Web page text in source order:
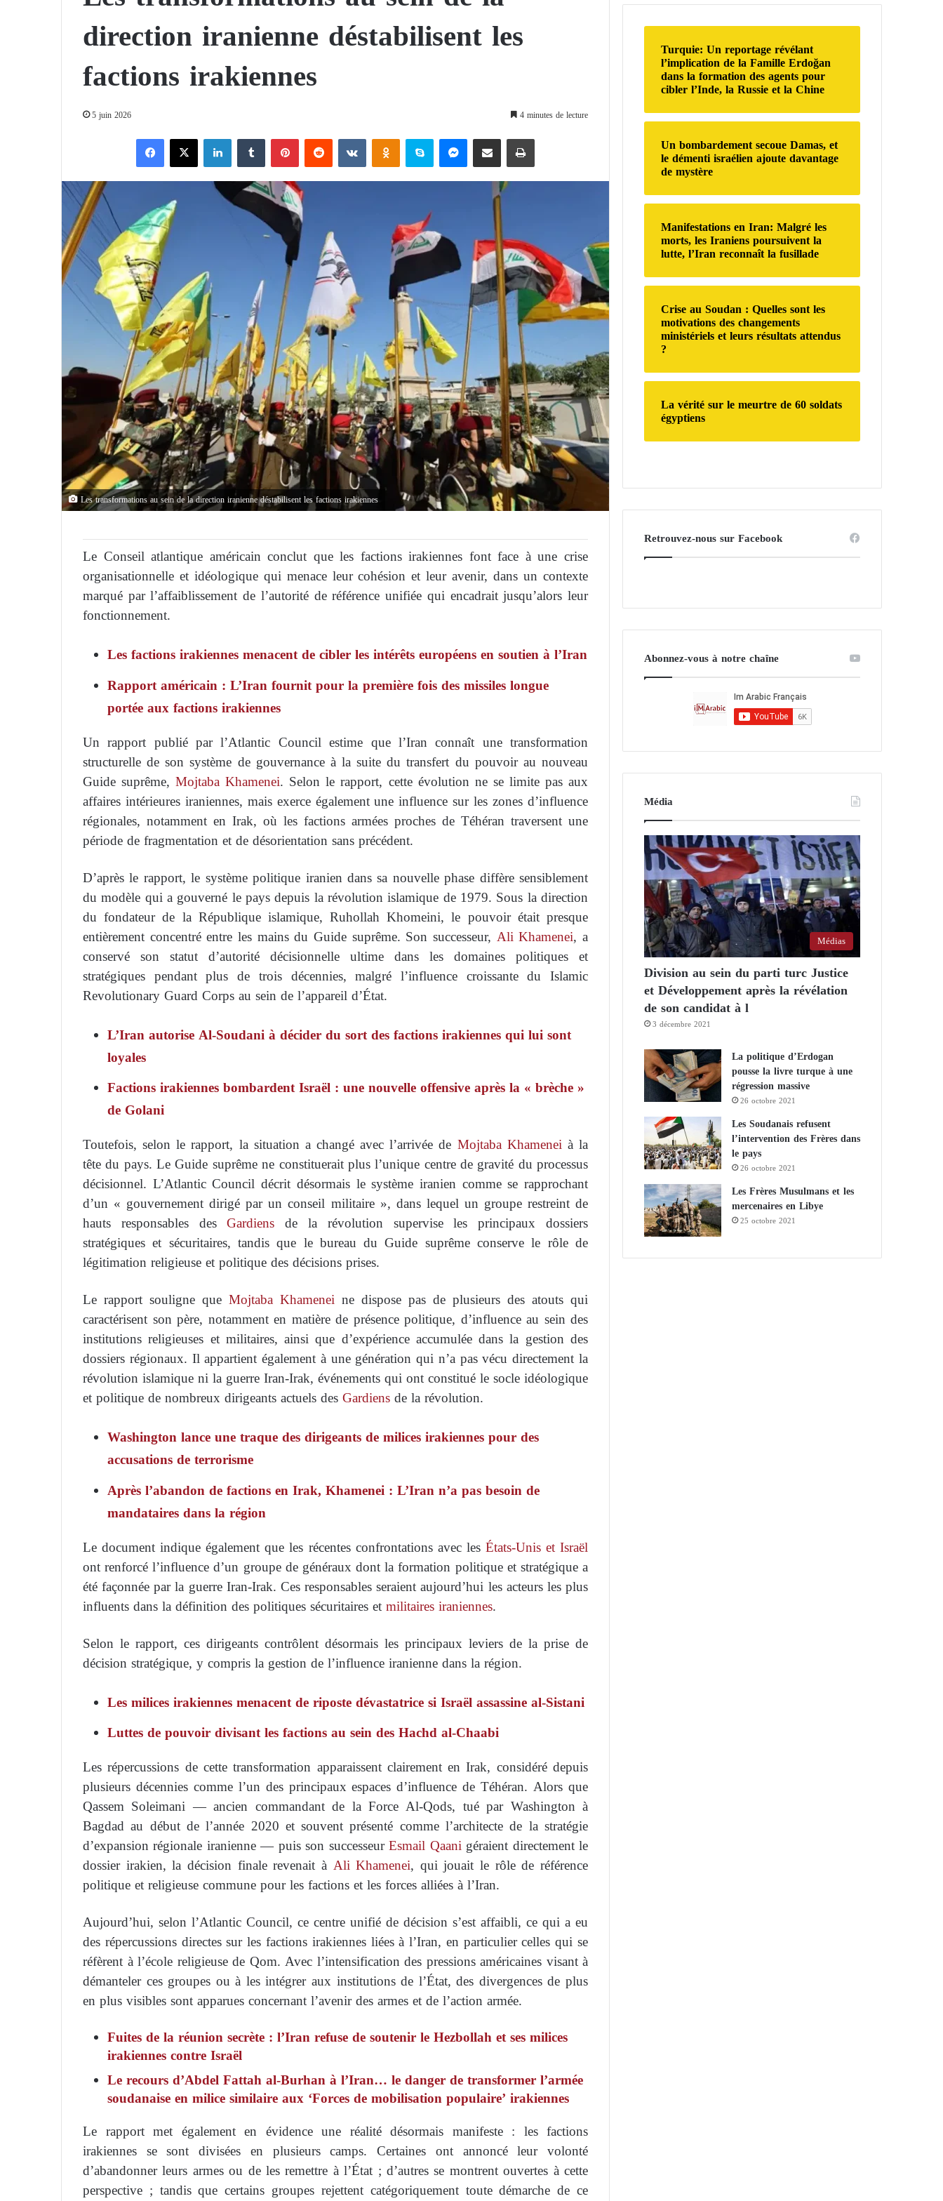
direction iranienne déstabilisent les
factions irakiennes
5 juin 2026 4 minutes de lecture
X
Les transformations au sein de la direction iranienne déstabilisent les factions irakiennes
Le Conseil atlantique américain conclut que les factions irakiennes font face à une crise
organisationnelle et idéologique qui menace leur cohésion et leur avenir, dans un contexte
marqué par l’affaiblissement de l’autorité de référence unifiée qui encadrait jusqu’alors leur
fonctionnement.
Les factions irakiennes menacent de cibler les intérêts européens en soutien à l’Iran
Rapport américain : L’Iran fournit pour la première fois des missiles longue
portée aux factions irakiennes
Un rapport publié par l’Atlantic Council estime que l’Iran connaît une transformation
structurelle de son système de gouvernance à la suite du transfert du pouvoir au nouveau
Guide suprême,Mojtaba Khamenei. Selon le rapport, cette évolution ne se limite pas aux
affaires intérieures iraniennes, mais exerce également une influence sur les zones d’influence
régionales, notamment en Irak, où les factions armées proches de Téhéran traversent une
période de fragmentation et de désorientation sans précédent.
D’après le rapport, le système politique iranien dans sa nouvelle phase diffère sensiblement
du modèle qui a gouverné le pays depuis la révolution islamique de 1979. Sous la direction
du fondateur de la République islamique, Ruhollah Khomeini, le pouvoir était presque
entièrement concentré entre les mains du Guide suprême. Son successeur, Ali Khamenei, a
conservé son statut d’autorité décisionnelle ultime dans les domaines politiques et
stratégiques pendant plus de trois décennies, malgré l’influence croissante du Islamic
Revolutionary Guard Corps au sein de l’appareil d’État.
L’Iran autorise Al-Soudani à décider du sort des factions irakiennes qui lui sont
loyales
Factions irakiennes bombardent Israël : une nouvelle offensive après la « brèche »
de Golani
Toutefois, selon le rapport, la situation a changé avec l’arrivée de Mojtaba Khameneià la
tête du pays. Le Guide suprême ne constituerait plus l’unique centre de gravité du processus
décisionnel. L’Atlantic Council décrit désormais le système iranien comme se rapprochant
d’un « gouvernement dirigé par un conseil militaire », dans lequel un groupe restreint de
hauts responsables desGardiens de la révolution supervise les principaux dossiers
stratégiques et sécuritaires, tandis que le bureau du Guide suprême conserve le rôle de
légitimation religieuse et politique des décisions prises.
Le rapport souligne que Mojtaba Khamenei ne dispose pas de plusieurs des atouts qui
caractérisent son père, notamment en matière de présence politique, d’influence au sein des
institutions religieuses et militaires, ainsi que d’expérience accumulée dans la gestion des
dossiers régionaux. Il appartient également à une génération qui n’a pas vécu directement la
révolution islamique ni la guerre Iran-Irak, événements qui ont constitué le socle idéologique
et politique de nombreux dirigeants actuels desGardiensde la révolution.
Washington lance une traque des dirigeants de milices irakiennes pour des
accusations de terrorisme
Après l’abandon de factions en Irak, Khamenei : L’Iran n’a pas besoin de
mandataires dans la région
Le document indique également que les récentes confrontations avec les États-Unis et Israël
ont renforcé l’influence d’un groupe de généraux dont la formation politique et stratégique a
été façonnée par la guerre Iran-Irak. Ces responsables seraient aujourd’hui les acteurs les plus
influents dans la définition des politiques sécuritaires etmilitaires iraniennes.
Selon le rapport, ces dirigeants contrôlent désormais les principaux leviers de la prise de
décision stratégique, y compris la gestion de l’influence iranienne dans la région.
Les milices irakiennes menacent de riposte dévastatrice si Israël assassine al-Sistani
Luttes de pouvoir divisant les factions au sein des Hachd al-Chaabi
Les répercussions de cette transformation apparaissent clairement en Irak, considéré depuis
plusieurs décennies comme l’un des principaux espaces d’influence de Téhéran. Alors que
Qassem Soleimani — ancien commandant de la Force Al-Qods, tué par Washington à
Bagdad au début de l’année 2020 et souvent présenté comme l’architecte de la stratégie
d’expansion régionale iranienne — puis son successeurEsmail Qaanigéraient directement le
dossier irakien, la décision finale revenait à Ali Khamenei, qui jouait le rôle de référence
politique et religieuse commune pour les factions et les forces alliées à l’Iran.
Aujourd’hui, selon l’Atlantic Council, ce centre unifié de décision s’est affaibli, ce qui a eu
des répercussions directes sur les factions irakiennes liées à l’Iran, en particulier celles qui se
réfèrent à l’école religieuse de Qom. Avec l’intensification des pressions américaines visant à
démanteler ces groupes ou à les intégrer aux institutions de l’État, des divergences de plus
en plus visibles sont apparues concernant l’avenir des armes et de l’action armée.
Fuites de la réunion secrète : l’Iran refuse de soutenir le Hezbollah et ses milices
irakiennes contre Israël
Le recours d’Abdel Fattah al-Burhan à l’Iran… le danger de transformer l’armée
soudanaise en milice similaire aux ‘Forces de mobilisation populaire’ irakiennes
Le rapport met également en évidence une réalité désormais manifeste : les factions
irakiennes se sont divisées en plusieurs camps. Certaines ont annoncé leur volonté
d’abandonner leurs armes ou de les remettre à l’État ; d’autres se montrent ouvertes à cette
perspective ; tandis que certains groupes rejettent catégoriquement toute démarche de ce
c
h
e
r
Turquie: Un reportage révélant
l’implication de la Famille Erdoğan
dans la formation des agents pour
cibler l’Inde, la Russie et la Chine
Un bombardement secoue Damas, et
le démenti israélien ajoute davantage
de mystère
Manifestations en Iran: Malgré les
morts, les Iraniens poursuivent la
lutte, l’Iran reconnaît la fusillade
Crise au Soudan : Quelles sont les
motivations des changements
ministériels et leurs résultats attendus
?
La vérité sur le meurtre de 60 soldats
égyptiens
Retrouvez-nous sur Facebook
Abonnez-vous à notre chaîne
Média
Médias
Division au sein du parti turc Justice
et Développement après la révélation
de son candidat à l
3 décembre 2021
La politique d’Erdogan
pousse la livre turque à une
régression massive
26 octobre 2021
Les Soudanais refusent
l’intervention des Frères dans
le pays
26 octobre 2021
Les Frères Musulmans et les
mercenaires en Libye
25 octobre 2021